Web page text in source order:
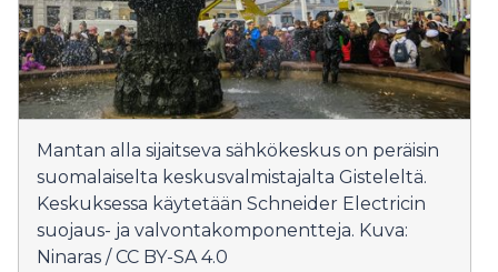
Mantan alla sijaitseva sähkökeskus on peräisin
suomalaiselta keskusvalmistajalta Gisteleltä.
Keskuksessa käytetään Schneider Electricin
suojaus- ja valvontakomponentteja. Kuva:
Ninaras / CC BY-SA 4.0